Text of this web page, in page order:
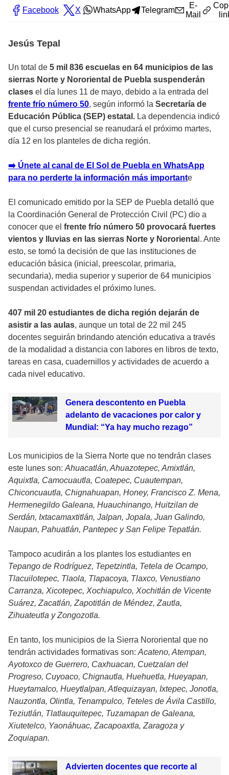
Facebook X WhatsApp Telegram
E-
Mail
Jesús Tepal
Un total de 5 mil 836 escuelas en 64 municipios de las
sierras Norte y Nororiental de Puebla suspenderán
clases el día lunes 11 de mayo, debido a la entrada del
frente frío número 50, según informó la Secretaría de
Educación Pública (SEP) estatal. La dependencia indicó
que el curso presencial se reanudará el próximo martes,
día 12 en los planteles de dicha región.
➡️ Únete al canal de El Sol de Puebla en WhatsApp
para no perderte la información más importante
El comunicado emitido por la SEP de Puebla detalló que
la Coordinación General de Protección Civil (PC) dio a
conocer que el frente frío número 50 provocará fuertes
vientos y lluvias en las sierras Norte y Nororienta l. Ante
esto, se tomó la decisión de que las instituciones de
educación básica (inicial, preescolar, primaria,
secundaria), media superior y superior de 64 municipios
suspendan actividades el próximo lunes.
407 mil 20 estudiantes de dicha región dejarán de
asistir a las aulas, aunque un total de 22 mil 245
docentes seguirán brindando atención educativa a través
de la modalidad a distancia con labores en libros de texto,
tareas en casa, cuadernillos y actividades de acuerdo a
cada nivel educativo.
Genera descontento en Puebla
adelanto de vacaciones por calor y
Mundial: “Ya hay mucho rezago”
Los municipios de la Sierra Norte que no tendrán clases
este lunes son: Ahuacatlán, Ahuazotepec, Amixtlán,
Aquixtla, Camocuautla, Coatepec, Cuautempan,
Chiconcuautla, Chignahuapan, Honey, Francisco Z. Mena,
Hermenegildo Galeana, Huauchinango, Huitzilan de
Serdán, Ixtacamaxtitlán, Jalpan, Jopala, Juan Galindo,
Naupan, Pahuatlán, Pantepec y San Felipe Tepatlán.
Tampoco acudirán a los plantes los estudiantes en
Tepango de Rodríguez, Tepetzintla, Tetela de Ocampo,
Tlacuilotepec, Tlaola, Tlapacoya, Tlaxco, Venustiano
Carranza, Xicotepec, Xochiapulco, Xochitlán de Vicente
Suárez, Zacatlán, Zapotitlán de Méndez, Zautla,
Zihuateutla y Zongozotla.
En tanto, los municipios de la Sierra Nororiental que no
tendrán actividades formativas son: Acateno, Atempan,
Ayotoxco de Guerrero, Caxhuacan, Cuetzalan del
Progreso, Cuyoaco, Chignautla, Huehuetla, Hueyapan,
Hueytamalco, Hueytlalpan, Atlequizayan, Ixtepec, Jonotla,
Nauzontla, Olintla, Tenampulco, Teteles de Ávila Castillo,
Teziutlán, Tlatlauquitepec, Tuzamapan de Galeana,
Xiutetelco, Yaonáhuac, Zacapoaxtla, Zaragoza y
Zoquiapan.
Advierten docentes que recorte al